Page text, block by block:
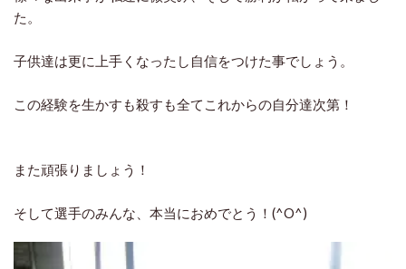
た。
子供達は更に上手くなったし自信をつけた事でしょう。
この経験を生かすも殺すも全てこれからの自分達次第！
また頑張りましょう！
そして選手のみんな、本当におめでとう！(^O^)